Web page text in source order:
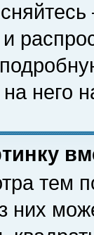
него
тем
них